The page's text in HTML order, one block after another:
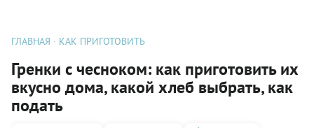
ГЛАВНАЯ КАК ПРИГОТОВИТЬ
Гренки с чесноком: как приготовить их
вкусно дома, какой хлеб выбрать, как
подать